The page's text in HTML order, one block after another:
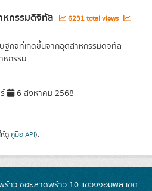
กรรมดิจิทัล
6231 total views
ฐกิจที่เกิดขึ้นจากอุตสาหกรรมดิจิทัล
หกรรม
6 สิงหาคม 2568
ห้ดู คู่มือ API).
าว ซอยลาดพร้าว 10 แขวงจอมพล เขต